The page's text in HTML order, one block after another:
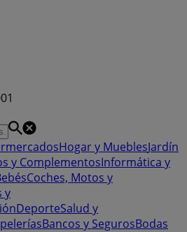
Hogar y MueblesJardín
y ComplementosInformática y
Coches, Motos y
y
DeporteSalud y
Bancos y SegurosBodas